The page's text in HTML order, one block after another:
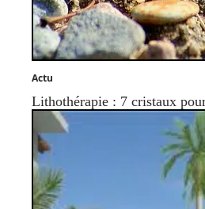
Actu
Lithothérapie : 7 cristaux